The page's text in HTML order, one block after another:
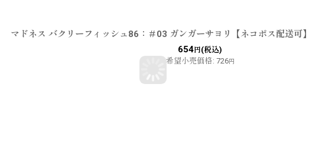
マドネス バクリーフィッシュ86：＃03 ガンガーサヨリ【ネコポス配送可】
654 円(税込)
希望小売価格: 726円